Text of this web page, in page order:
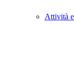
Attività